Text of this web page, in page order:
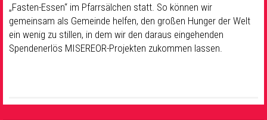
Gemeinschaft & Soziales
Musik& Kultur
Seelsorge & Kontakt
„Fasten-Essen“ im Pfarrsälchen statt. So können wir
gemeinsam als Gemeinde helfen, den großen Hunger der Welt
ein wenig zu stillen, in dem wir den daraus eingehenden
Spendenerlös MISEREOR-Projekten zukommen lassen.